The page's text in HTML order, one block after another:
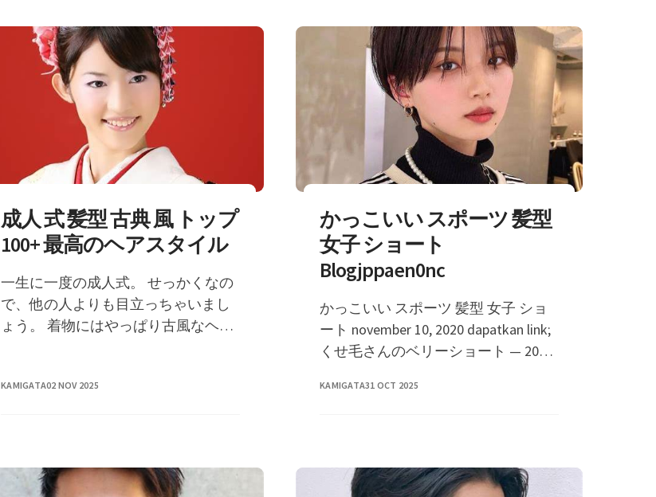
成人 式 髪型 古典 風 トップ
100+ 最高のヘアスタイル
一生に一度の成人式。 せっかくなの
で、他の人よりも目立っちゃいまし
ょう。 着物にはやっぱり古風なヘア
KAMIGATA02 NOV 2025
かっこいい スポーツ 髪型
女子 ショート
Blogjppaen0nc
かっこいい スポーツ 髪型 女子 ショ
ート november 10, 2020 dapatkan link;
くせ毛さんのベリーショート — 2019
ショート 「�
KAMIGATA31 OCT 2025